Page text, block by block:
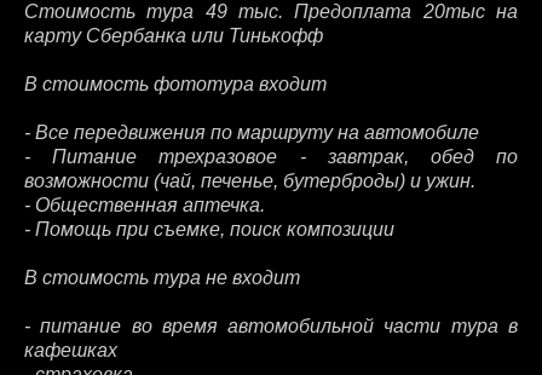
Стоимость тура 49 тыс. Предоплата 20тыс на
карту Сбербанка или Тинькофф
В стоимость фототура входит
- Все передвижения по маршруту на автомобиле
- Питание трехразовое - завтрак, обед по
возможности (чай, печенье, бутерброды) и ужин.
- Общественная аптечка.
- Помощь при съемке, поиск композиции
В стоимость тура не входит
- питание во время автомобильной части тура в
кафешках